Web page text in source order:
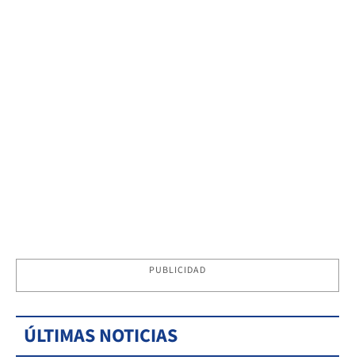
PUBLICIDAD
ÚLTIMAS NOTICIAS